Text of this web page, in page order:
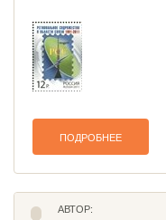
ПОДРОБНЕЕ
АВТОР: